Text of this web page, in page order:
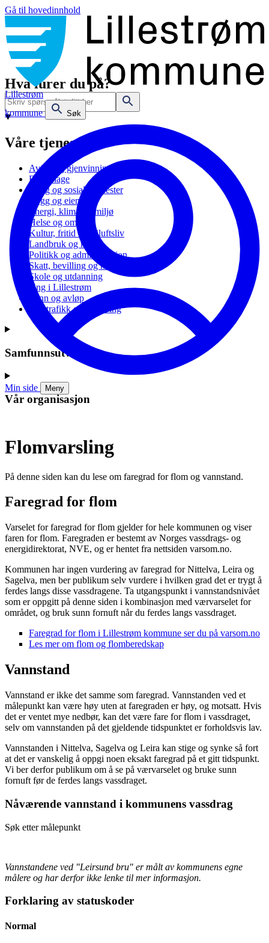
Gå til hovedinnhold
Lillestrøm
kommune
Søk
Min side Meny
Hva lurer du på?
Våre tjenester
Avfall og gjenvinning
Barnehage
Bolig og sosiale tjenester
Bygg og eiendom
Energi, klima og miljø
Helse og omsorg
Kultur, fritid og friluftsliv
Landbruk og natur
Politikk og administrasjon
Skatt, bevilling og næring
Skole og utdanning
Ung i Lillestrøm
Vann og avløp
Vei, trafikk og parkering
Samfunnsutvikling
Vår organisasjon
Flomvarsling
På denne siden kan du lese om faregrad for flom og vannstand.
Faregrad for flom
Varselet for faregrad for flom gjelder for hele kommunen og viser
faren for flom. Faregraden er bestemt av Norges vassdrags- og
energidirektorat, NVE, og er hentet fra nettsiden varsom.no.
Kommunen har ingen vurdering av faregrad for Nittelva, Leira og
Sagelva, men ber publikum selv vurdere i hvilken grad det er trygt å
ferdes langs disse vassdragene. Ta utgangspunkt i vannstandsnivået
som er oppgitt på denne siden i kombinasjon med værvarselet for
området, og bruk sunn fornuft når du ferdes langs vassdraget.
Faregrad for flom i Lillestrøm kommune ser du på varsom.no
Les mer om flom og flomberedskap
Vannstand
Vannstand er ikke det samme som faregrad. Vannstanden ved et
målepunkt kan være høy uten at faregraden er høy, og motsatt. Hvis
det er ventet mye nedbør, kan det være fare for flom i vassdraget,
selv om vannstanden på det gjeldende tidspunktet er forholdsvis lav.
Vannstanden i Nittelva, Sagelva og Leira kan stige og synke så fort
at det er vanskelig å oppgi noen eksakt faregrad på et gitt tidspunkt.
Vi ber derfor publikum om å se på værvarselet og bruke sunn
fornuft før de ferdes langs vassdraget.
Nåværende vannstand i kommunens vassdrag
Søk etter målepunkt
Vannstandene ved "Leirsund bru" er målt av kommunens egne
målere og har derfor ikke lenke til mer informasjon.
Forklaring av statuskoder
Normal